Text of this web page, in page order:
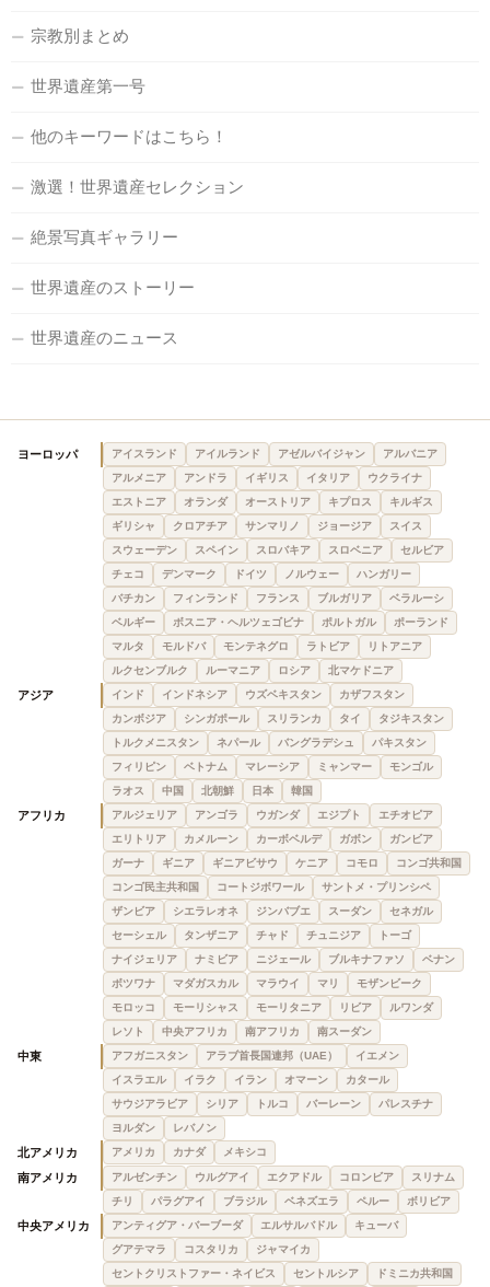
宗教別まとめ
世界遺産第一号
他のキーワードはこちら！
激選！世界遺産セレクション
絶景写真ギャラリー
世界遺産のストーリー
世界遺産のニュース
ヨーロッパ アイスランド アイルランド アゼルバイジャン
アルバニア
アルメニア
アンドラ イギリス イタリア
ウクライナ
エストニア
オランダ オーストリア キプロス
キルギス
ギリシャ
クロアチア サンマリノ ジョージア
スイス
スウェーデン
スペイン スロバキア スロベニア
セルビア
チェコ
デンマーク ドイツ ノルウェー
ハンガリー
バチカン
フィンランド フランス ブルガリア
ベラルーシ
ベルギー
ボスニア・ヘルツェゴビナ ポルトガル
ポーランド
マルタ
モルドバ モンテネグロ ラトビア
リトアニア
ルクセンブルク
ルーマニア ロシア 北マケドニア
アジア インド インドネシア ウズベキスタン
カザフスタン
カンボジア
シンガポール スリランカ タイ
タジキスタン
トルクメニスタン
ネパール バングラデシュ
パキスタン
フィリピン
ベトナム マレーシア ミャンマー
モンゴル
ラオス
中国 北朝鮮 日本 韓国
アフリカ アルジェリア アンゴラ ウガンダ エジプト
エチオピア
エリトリア
カメルーン カーボベルデ ガボン
ガンビア
ガーナ
ギニア ギニアビサウ ケニア コモロ
コンゴ共和国
コンゴ民主共和国
コートジボワール
サントメ・プリンシペ
ザンビア
シエラレオネ ジンバブエ スーダン
セネガル
セーシェル
タンザニア チャド チュニジア
トーゴ
ナイジェリア
ナミビア ニジェール ブルキナファソ
ベナン
ボツワナ
マダガスカル マラウイ マリ
モザンビーク
モロッコ
モーリシャス モーリタニア リビア
ルワンダ
レソト
中央アフリカ 南アフリカ 南スーダン
中東 アフガニスタン アラブ首長国連邦（UAE）
イエメン
イスラエル
イラク イラン オマーン
カタール
サウジアラビア
シリア トルコ バーレーン
パレスチナ
ヨルダン
レバノン
北アメリカ アメリカ カナダ メキシコ
南アメリカ アルゼンチン ウルグアイ エクアドル コロンビア
スリナム
チリ
パラグアイ ブラジル ベネズエラ ペルー ボリビア
中央アメリカ アンティグア・バーブーダ エルサルバドル
キューバ
グアテマラ
コスタリカ
ジャマイカ
セントクリストファー・ネイビス
セントルシア ドミニカ共和国